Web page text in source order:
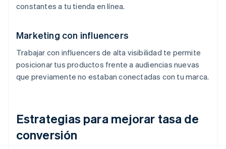
constantes a tu tienda en línea.
Marketing con influencers
Trabajar con influencers de alta visibilidad te permite
posicionar tus productos frente a audiencias nuevas
que previamente no estaban conectadas con tu marca.
Estrategias para mejorar tasa de
conversión